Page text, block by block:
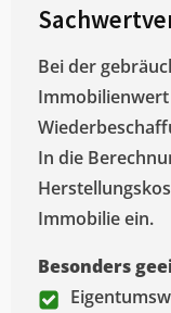
Bei der
In die
Immobilie ein.
Besonders